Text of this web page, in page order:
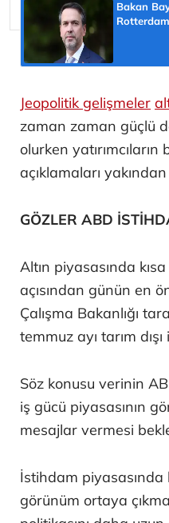
Bakan
Jeopolitik gelişmeler
zaman zaman güçlü
olurken
açıklamaları
GÖZLER ABD
Altın piyasasında
açısından günün en
Çalışma Bakanlığı
temmuz ayı tarım
Söz konusu verinin
iş gücü piyasasının
mesajlar vermesi
İstihdam
görünüm ortaya